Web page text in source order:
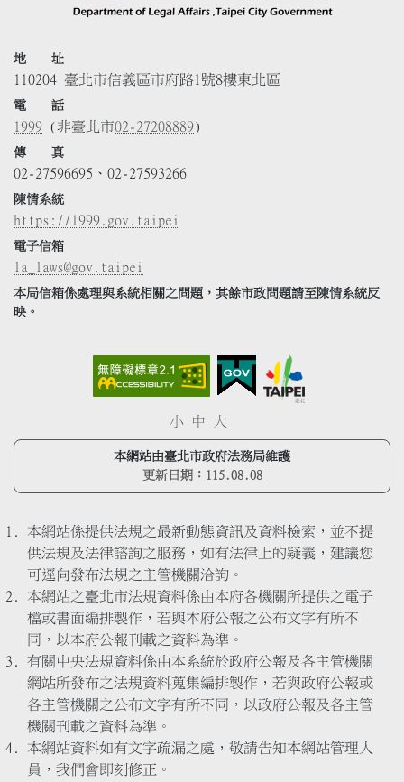
地 址
110204 臺北市信義區市府路1號8樓東北區
電 話
1999 (非臺北市02-27208889)
傳 真
02-27596695、02-27593266
陳情系統
https://1999.gov.taipei
電子信箱
la_laws@gov.taipei
本局信箱係處理與系統相關之問題，其餘市政問題請至陳情系統反
映。
小 中 大
本網站由臺北市政府法務局維護
更新日期： 115.08.08
本網站係提供法規之最新動態資訊及資料檢索，並不提
供法規及法律諮詢之服務，如有法律上的疑義，建議您
可逕向發布法規之主管機關洽詢。
本網站之臺北市法規資料係由本府各機關所提供之電子
檔或書面編排製作，若與本府公報之公布文字有所不
同，以本府公報刊載之資料為準。
有關中央法規資料係由本系統於政府公報及各主管機關
網站所發布之法規資料蒐集編排製作，若與政府公報或
各主管機關之公布文字有所不同，以政府公報及各主管
機關刊載之資料為準。
本網站資料如有文字疏漏之處，敬請告知本網站管理人
員，我們會即刻修正。